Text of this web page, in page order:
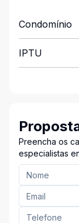
Condomínio
IPTU
Preencha os
especialistas